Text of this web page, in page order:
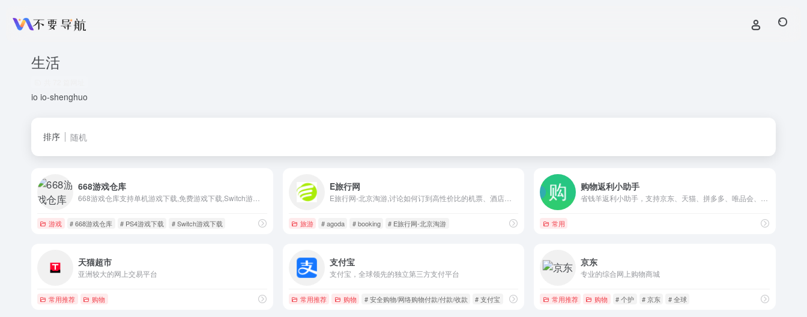
生活
io io-shenghuo
排序 随机
668游戏仓库
游戏 # 668游戏仓库 # PS4游戏下载 # Switch游戏下载
E旅行网
E旅行网-北京淘游,讨论如何订到高性价比的机票、酒店、保险、签证、租车、邮轮
旅游 # agoda # booking # E旅行网-北京淘游
购物返利小助手
常用
天猫超市
亚洲较大的网上交易平台
常用推荐 购物
支付宝
支付宝，全球领先的独立第三方支付平台
常用推荐 购物 # 安全购物/网络购物付款/付款/收款 # 支付宝 # 支付宝网站
京东
专业的综合网上购物商城
常用推荐 购物 # 个护 # 京东 # 全球